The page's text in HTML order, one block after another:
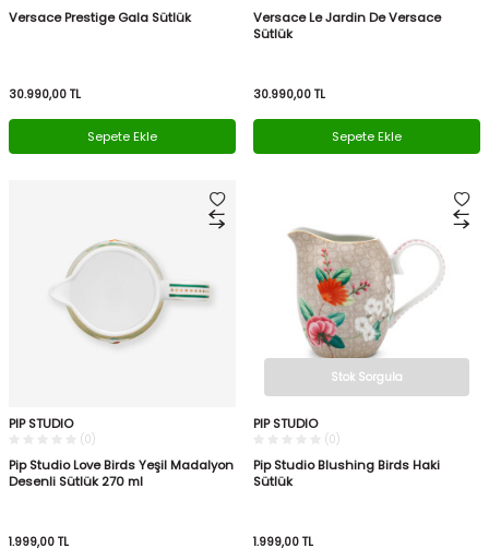
Versace Prestige Gala Sütlük
30.990,00 TL
Sepete Ekle
Versace Le Jardin De Versace
Sütlük
30.990,00 TL
Sepete Ekle
PIP STUDIO
(0)
Pip Studio Love Birds Yeşil Madalyon
Desenli Sütlük 270 ml
1.999,00 TL
Stok Sorgula
PIP STUDIO
(0)
Pip Studio Blushing Birds Haki
Sütlük
1.999,00 TL